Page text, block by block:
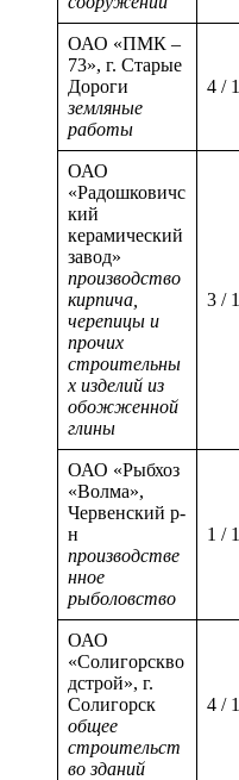
ОАО «ПМК –
73», г. Старые
Дороги
земляные
работы
4 / 1
ОАО
«Радошковичс
кий
керамический
завод»
производство
кирпича,
черепицы и
прочих
строительны
х изделий из
обожженной
глины
3 / 1
ОАО «Рыбхоз
«Волма»,
Червенский р-
н
производстве
нное
рыболовство
1 / 1
ОАО
«Солигорскво
дстрой», г.
Солигорск
общее
строительст
во зданий
4 / 1